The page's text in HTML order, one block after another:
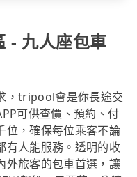
- 九人座包車
，tripool會是你長途交
可供查價、預約、付
位，確保每位乘客不論
有人能服務。透明的收
外旅客的包車首選，讓